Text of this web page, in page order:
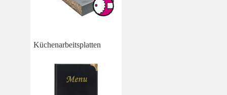
Küchenarbeitsplatten